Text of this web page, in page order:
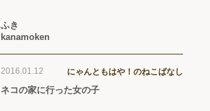
ふき
kanamoken
2016.01.12 にゃんともはや！のねこばなし
ネコの家に行った女の子